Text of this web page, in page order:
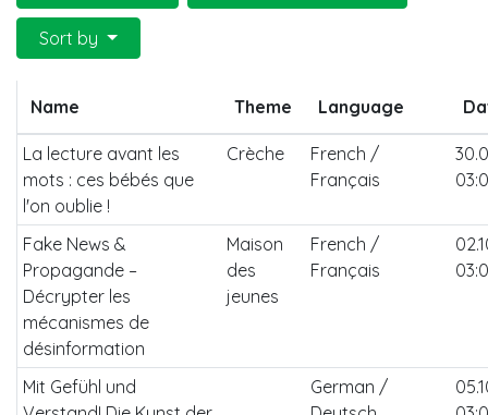
Sort by
Name Theme Language
La lecture avant les
mots : ces bébés que
l'on oublie !
Crèche
French /
Français
Fake News &
Propagande –
Décrypter les
mécanismes de
désinformation
Maison
des
jeunes
French /
Français
Mit Gefühl und
German /